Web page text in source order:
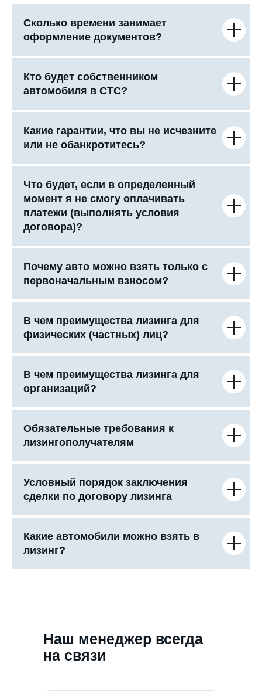
Сколько времени занимает
оформление документов?
Кто будет собственником
автомобиля в СТС?
Какие гарантии, что вы не исчезните
или не обанкротитесь?
Что будет, если в определенный
момент я не смогу оплачивать
платежи (выполнять условия
договора)?
Почему авто можно взять только с
первоначальным взносом?
В чем преимущества лизинга для
физических (частных) лиц?
В чем преимущества лизинга для
организаций?
Обязательные требования к
лизингополучателям
Условный порядок заключения
сделки по договору лизинга
Какие автомобили можно взять в
лизинг?
Наш менеджер всегда
на связи